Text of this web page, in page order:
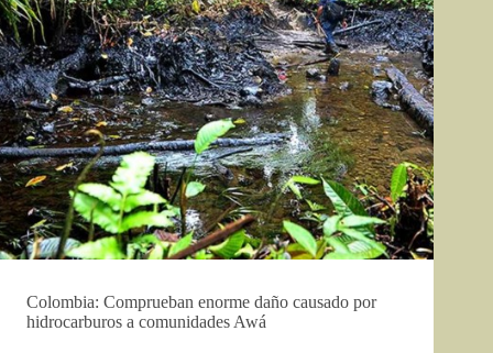
Colombia: Comprueban enorme daño causado por
hidrocarburos a comunidades Awá